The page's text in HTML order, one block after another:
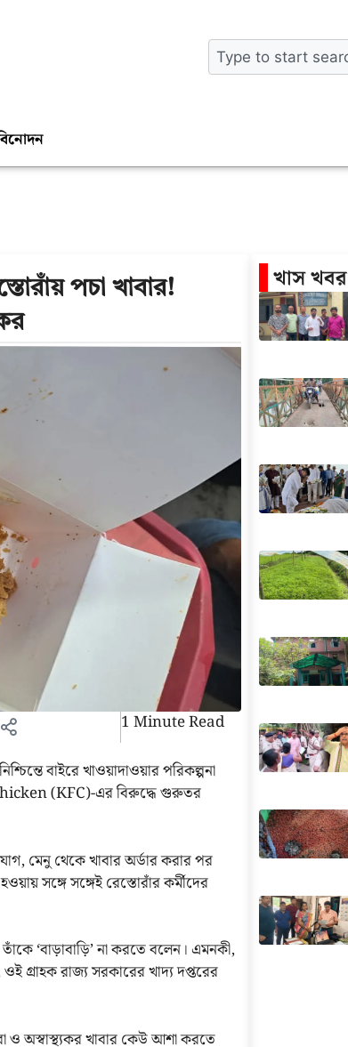
পচা খাবার!
1 Minute Read
বাইরে খাওয়াদাওয়ার পরিকল্পনা
(KFC)-এর বিরুদ্ধে গুরুতর
মেনু থেকে খাবার অর্ডার করার পর
সঙ্গে সঙ্গেই রেস্তোরাঁর কর্মীদের
‘বাড়াবাড়ি’ না করতে বলেন। এমনকী,
গ্রাহক রাজ্য সরকারের খাদ্য দপ্তরের
ও অস্বাস্থ্যকর খাবার কেউ আশা করতে
খাস খবর